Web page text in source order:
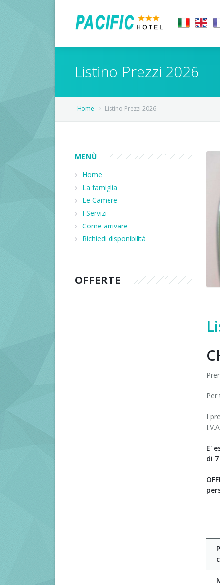
L'Hotel
Hotel
Offerte
Come arrivare
Richiedi disponibilità
Recensioni
Listino Prezzi 2026
Home Listino Prezzi 2026
MENÙ
Home
La famiglia
Le Camere
I Servizi
Come arrivare
Richiedi disponibilità
OFFERTE
Per
I
E'
di